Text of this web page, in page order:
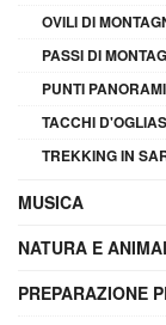
OVILI DI
PASSI DI
PUNTI
TACCHI
TREKKING IN
MUSICA
NATURA E
PREPARAZIONE